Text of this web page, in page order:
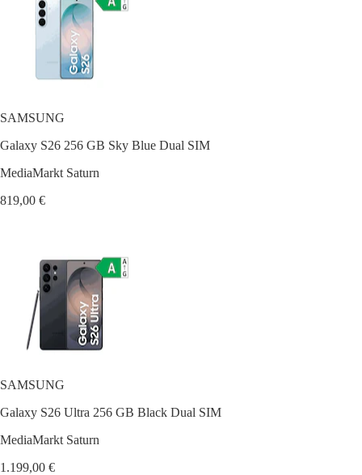
SAMSUNG
Galaxy S26 256 GB Sky Blue Dual SIM
MediaMarkt Saturn
819,00 €
SAMSUNG
Galaxy S26 Ultra 256 GB Black Dual SIM
MediaMarkt Saturn
1.199,00 €